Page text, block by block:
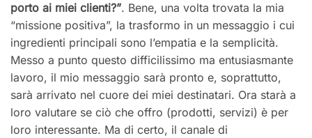
porto ai miei clienti?”. Bene, una volta trovata la mia
“missione positiva”, la trasformo in un messaggio i cui
ingredienti principali sono l’empatia e la semplicità.
Messo a punto questo difficilissimo ma entusiasmante
lavoro, il mio messaggio sarà pronto e, soprattutto,
sarà arrivato nel cuore dei miei destinatari. Ora starà a
loro valutare se ciò che offro (prodotti, servizi) è per
loro interessante. Ma di certo, il canale di